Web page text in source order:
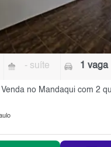
- suíte 1 vaga
no Mandaqui com 2